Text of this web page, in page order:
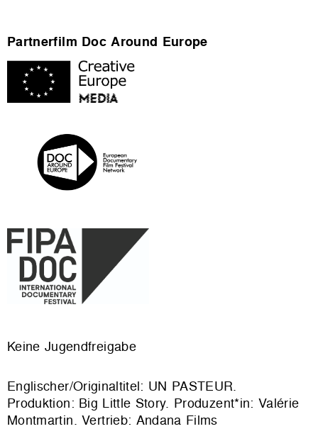
Partnerfilm Doc Around Europe
Keine Jugendfreigabe
Englischer/Originaltitel: UN PASTEUR.
Produktion: Big Little Story. Produzent*in: Valérie
Montmartin. Vertrieb: Andana Films